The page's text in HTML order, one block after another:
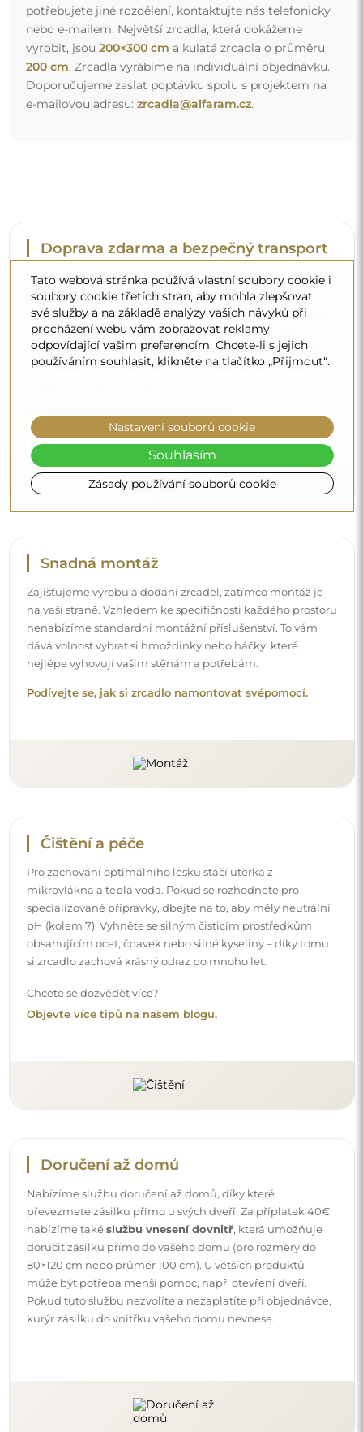
potřebujete jiné rozdělení, kontaktujte nás telefonicky
nebo e-mailem. Největší zrcadla, která dokážeme
vyrobit, jsou 200×300 cm a kulatá zrcadla o průměru
200 cm. Zrcadla vyrábíme na individuální objednávku.
Doporučujeme zaslat poptávku spolu s projektem na
e-mailovou adresu: zrcadla@alfaram.cz.
Doprava zdarma a bezpečný transport
Nemusíte se starat o přepravu – postaráme se o to, aby
objednané zrcadlo dorazilo zcela bezpečně do vašich
rukou, a to úplně zdarma. Disponujeme vlastním vozovým
parkem a vyškoleným personálem, díky čemuž vám
můžeme zaručit, že zrcadlo dorazí v neporušeném stavu,
bez dodatečných nákladů. I když si objednáte zrcadlo
Snadná montáž
Zajišťujeme výrobu a dodání zrcadel, zatímco montáž je
na vaší straně. Vzhledem ke specifičnosti každého prostoru
nenabízíme standardní montážní příslušenství. To vám
dává volnost vybrat si hmoždinky nebo háčky, které
nejlépe vyhovují vašim stěnám a potřebám.
Podívejte se, jak si zrcadlo namontovat svépomocí.
Čištění a péče
Pro zachování optimálního lesku stačí utěrka z
mikrovlákna a teplá voda. Pokud se rozhodnete pro
specializované přípravky, dbejte na to, aby měly neutrální
pH (kolem 7). Vyhněte se silným čisticím prostředkům
obsahujícím ocet, čpavek nebo silné kyseliny – díky tomu
si zrcadlo zachová krásný odraz po mnoho let.
Chcete se dozvědět více?
Objevte více tipů na našem blogu.
Doručení až domů
Nabízíme službu doručení až domů, díky které
převezmete zásilku přímo u svých dveří. Za příplatek 40€
nabízíme takéslužbu vnesení dovnitř, která umožňuje
doručit zásilku přímo do vašeho domu (pro rozměry do
80×120 cm nebo průměr 100 cm). U větších produktů
může být potřeba menší pomoc, např. otevření dveří.
Pokud tuto službu nezvolíte a nezaplatíte při objednávce,
kurýr zásilku do vnitřku vašeho domu nevnese.
Tato webová stránka používá vlastní soubory cookie i
soubory cookie třetích stran, aby mohla zlepšovat
své služby a na základě analýzy vašich návyků při
procházení webu vám zobrazovat reklamy
odpovídající vašim preferencím. Chcete-li s jejich
používáním souhlasit, klikněte na tlačítko „Přijmout“.
Zásady používání souborů cookie
Nastavení souborů cookie
Souhlasím